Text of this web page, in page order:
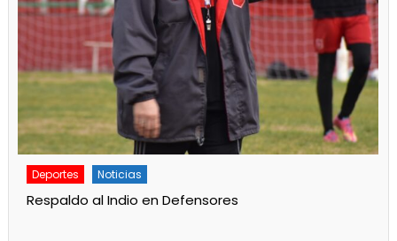
Deportes Noticias
Respaldo al Indio en Defensores